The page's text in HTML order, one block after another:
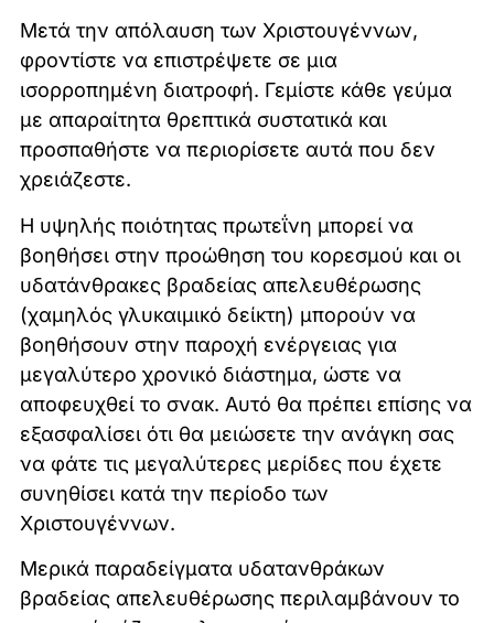
Μετά την απόλαυση των Χριστουγέννων,
φροντίστε να επιστρέψετε σε μια
ισορροπημένη διατροφή. Γεμίστε κάθε γεύμα
με απαραίτητα θρεπτικά συστατικά και
προσπαθήστε να περιορίσετε αυτά που δεν
χρειάζεστε.
Η υψηλής ποιότητας πρωτεΐνη μπορεί να
βοηθήσει στην προώθηση του κορεσμού και οι
υδατάνθρακες βραδείας απελευθέρωσης
(χαμηλός γλυκαιμικό δείκτη) μπορούν να
βοηθήσουν στην παροχή ενέργειας για
μεγαλύτερο χρονικό διάστημα, ώστε να
αποφευχθεί το σνακ. Αυτό θα πρέπει επίσης να
εξασφαλίσει ότι θα μειώσετε την ανάγκη σας
να φάτε τις μεγαλύτερες μερίδες που έχετε
συνηθίσει κατά την περίοδο των
Χριστουγέννων.
Μερικά παραδείγματα υδατανθράκων
βραδείας απελευθέρωσης περιλαμβάνουν το